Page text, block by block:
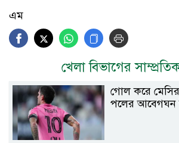
এম
খেলা বিভাগের
গোল করে মেসির
পলের আবেগঘন